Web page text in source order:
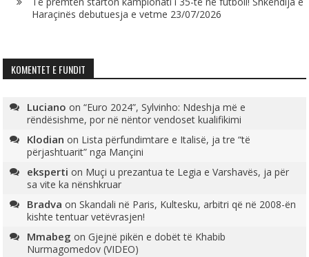
Haraçinës debutuesja e vetme 23/07/2026
KOMENTET E FUNDIT
Luciano on“Euro 2024”, Sylvinho: Ndeshja më e
rëndësishme, por në nëntor vendoset kualifikimi
Klodian on Lista përfundimtare e Italisë, ja tre “të
përjashtuarit” nga Mançini
eksperti on Muçi u prezantua te Legia e Varshavës, ja për
sa vite ka nënshkruar
Bradva onSkandali në Paris, Kultesku, arbitri që në 2008-ën
kishte tentuar vetëvrasjen!
Mmabeg onGjejnë pikën e dobët të Khabib
Nurmagomedov (VIDEO)